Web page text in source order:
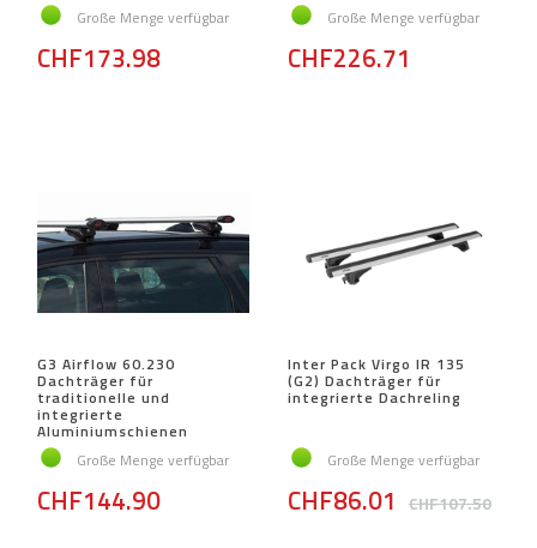
Große Menge verfügbar
CHF173.98
Große Menge verfügbar
CHF226.71
G3 Airflow 60.230
Dachträger für
traditionelle und
integrierte
Aluminiumschienen
Große Menge verfügbar
CHF144.90
Inter Pack Virgo IR 135
(G2) Dachträger für
integrierte Dachreling
Große Menge verfügbar
CHF107.50
CHF86.01